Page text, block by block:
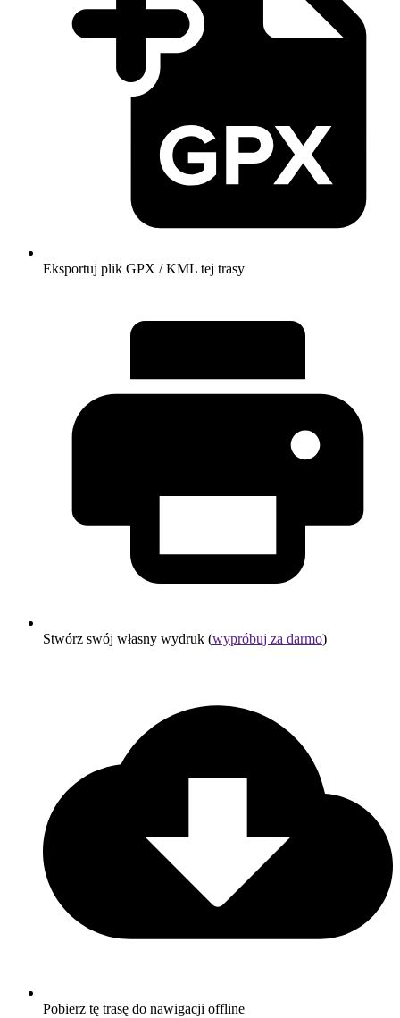
Eksportuj plik GPX / KML tej trasy
Stwórz swój własny wydruk (wypróbuj za darmo)
Pobierz tę trasę do nawigacji offline